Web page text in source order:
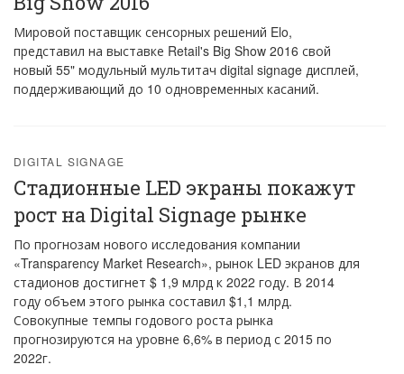
Мировой поставщик сенсорных решений Elo,
представил на выставке Retail's Big Show 2016 свой
новый 55" модульный мультитач digital signage дисплей,
поддерживающий до 10 одновременных касаний.
DIGITAL SIGNAGE
Стадионные LED экраны покажут
рост на Digital Signage рынке
По прогнозам нового исследования компании
«Transparency Market Research», рынок LED экранов для
стадионов достигнет $ 1,9 млрд к 2022 году. В 2014
году объем этого рынка составил $1,1 млрд.
Совокупные темпы годового роста рынка
прогнозируются на уровне 6,6% в период с 2015 по
2022г.